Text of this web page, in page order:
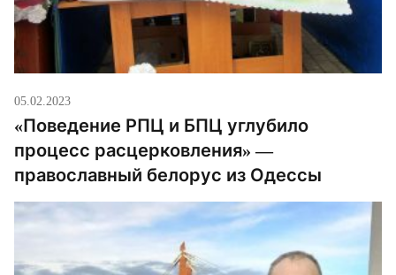
05.02.2023
«Поведение РПЦ и БПЦ углубило
процесс расцерковления» —
православный белорус из Одессы